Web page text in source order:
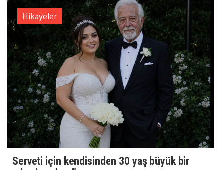
Hikayeler
Serveti için kendisinden 30 yaş büyük bir